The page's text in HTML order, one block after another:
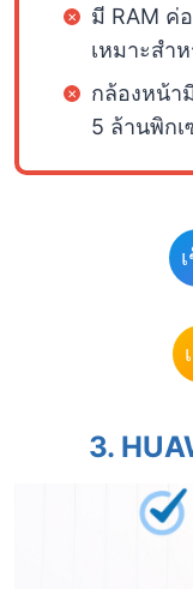
มี RAM ค่
เหมาะสำ
กล้องหน้า
5 ล้านพิก
3.